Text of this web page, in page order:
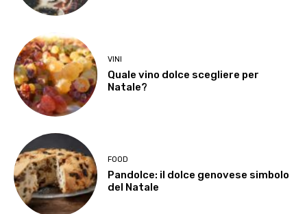
VINI
Quale vino dolce scegliere per
Natale?
FOOD
Pandolce: il dolce genovese simbolo
del Natale